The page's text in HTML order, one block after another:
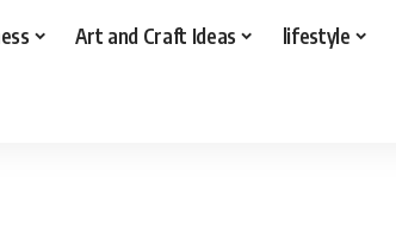
Art and Craft Ideas lifestyle